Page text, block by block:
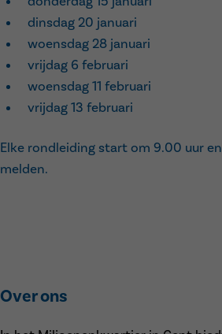
dinsdag 20 januari
woensdag 28 januari
vrijdag 6 februari
woensdag 11 februari
vrijdag 13 februari
Elke rondleiding start om 9.00 uur
melden.
Over ons